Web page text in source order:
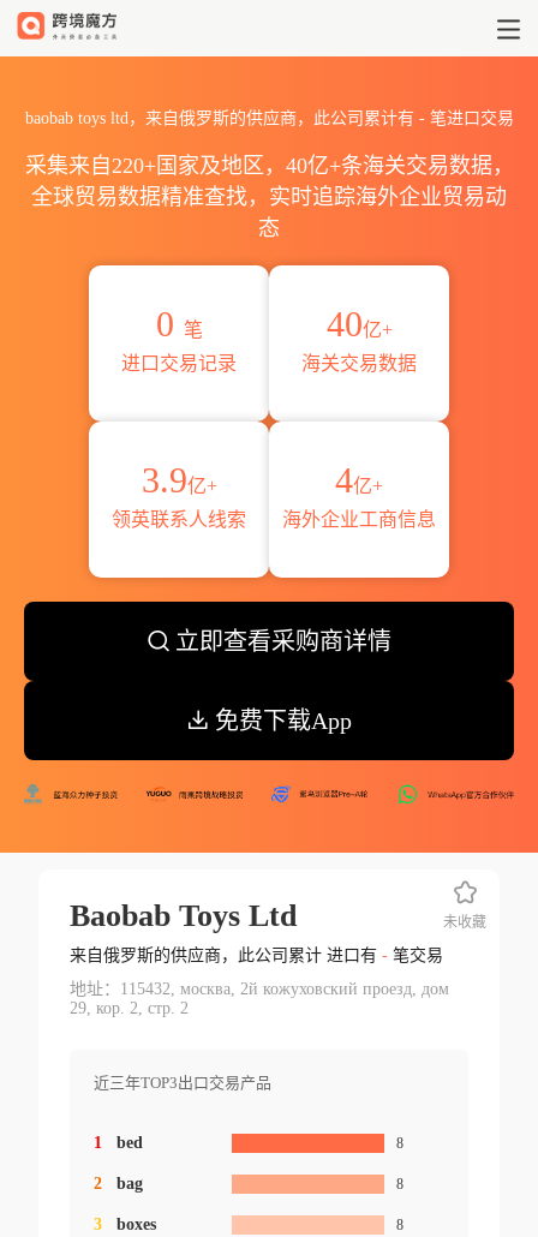
baobab toys ltd，来自俄罗斯的供应商，此公司累计有 -笔进口交易
采集来自220+国家及地区，40亿+条海关交易数据，
全球贸易数据精准查找，实时追踪海外企业贸易动
态
0 笔
进口交易记录
40亿+
海关交易数据
3.9亿+
领英联系人线索
4亿+
海外企业工商信息
立即查看采购商详情
免费下载App
Baobab Toys Ltd
来自俄罗斯的供应商，此公司累计 进口有 -笔交易
地址：115432, москва, 2й кожуховский проезд, дом
29, кор. 2, стр. 2
近三年TOP3出口交易产品
1 bed 8
2 bag 8
3 boxes 8
未收藏